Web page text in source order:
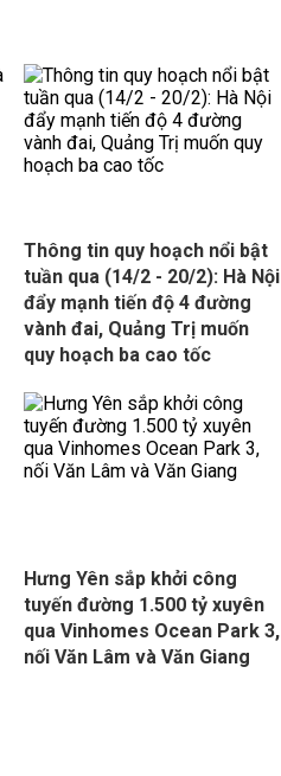
Thông tin quy hoạch nổi bật
tuần qua (14/2 - 20/2): Hà Nội
đẩy mạnh tiến độ 4 đường
vành đai, Quảng Trị muốn
quy hoạch ba cao tốc
Hưng Yên sắp khởi công
tuyến đường 1.500 tỷ xuyên
qua Vinhomes Ocean Park 3,
nối Văn Lâm và Văn Giang